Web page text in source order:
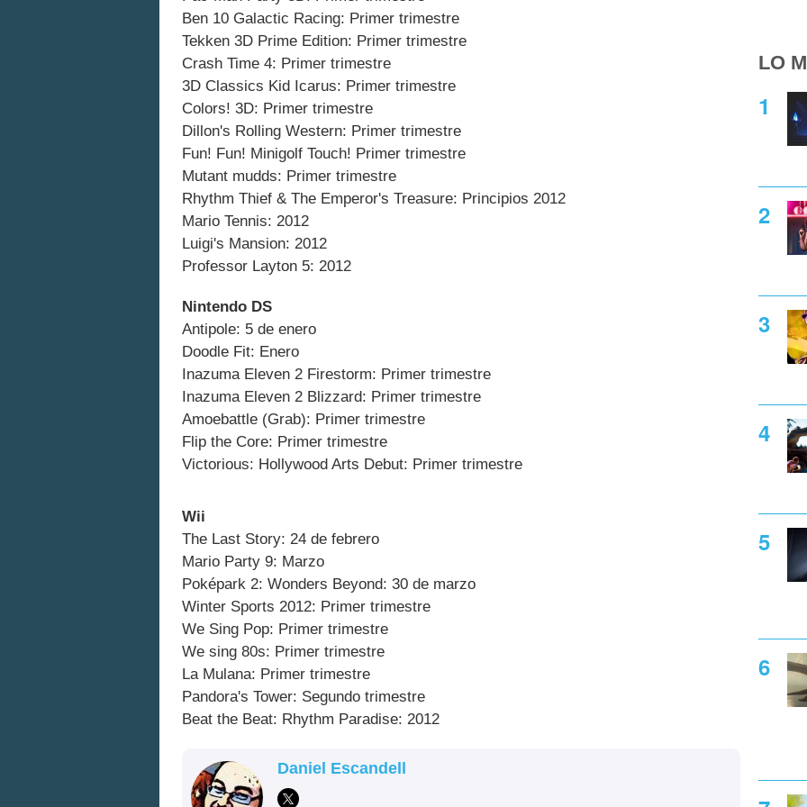
Ben 10 Galactic Racing: Primer trimestre
Tekken 3D Prime Edition: Primer trimestre
Crash Time 4: Primer trimestre
3D Classics Kid Icarus: Primer trimestre
Colors! 3D: Primer trimestre
Dillon's Rolling Western: Primer trimestre
Fun! Fun! Minigolf Touch! Primer trimestre
Mutant mudds: Primer trimestre
Rhythm Thief & The Emperor's Treasure: Principios 2012
Mario Tennis: 2012
Luigi's Mansion: 2012
Professor Layton 5: 2012
Nintendo DS
Antipole: 5 de enero
Doodle Fit: Enero
Inazuma Eleven 2 Firestorm: Primer trimestre
Inazuma Eleven 2 Blizzard: Primer trimestre
Amoebattle (Grab): Primer trimestre
Flip the Core: Primer trimestre
Victorious: Hollywood Arts Debut: Primer trimestre
Wii
The Last Story: 24 de febrero
Mario Party 9: Marzo
Poképark 2: Wonders Beyond: 30 de marzo
Winter Sports 2012: Primer trimestre
We Sing Pop: Primer trimestre
We sing 80s: Primer trimestre
La Mulana: Primer trimestre
Pandora's Tower: Segundo trimestre
Beat the Beat: Rhythm Paradise: 2012
Daniel Escandell
LO